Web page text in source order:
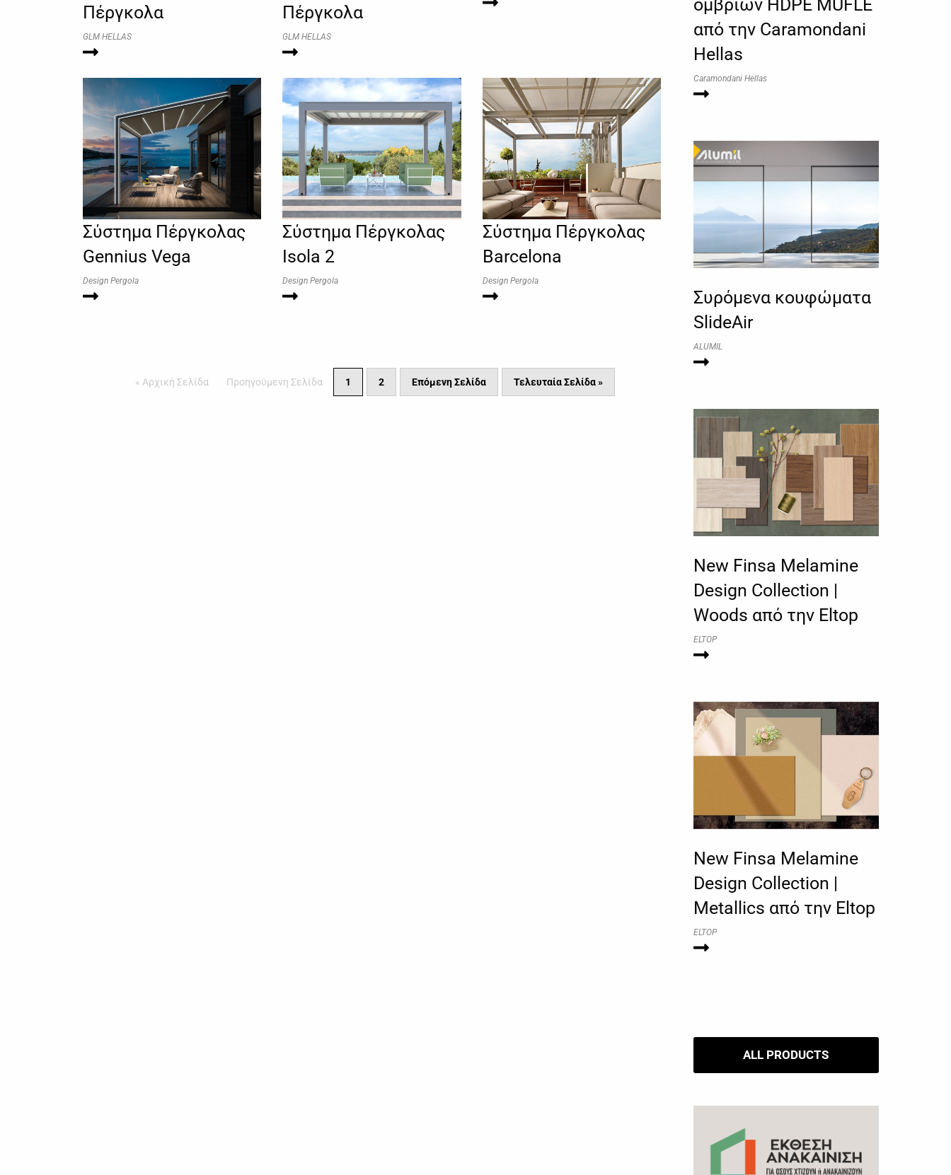
Πέργκολα
GLM HELLAS
Πέργκολα
GLM HELLAS
Σύστημα Πέργκολας
Gennius Vega
Design Pergola
Σύστημα Πέργκολας
Isola 2
Design Pergola
Σύστημα Πέργκολας
Barcelona
Design Pergola
« Αρχική Σελίδα Προηγούμενη Σελίδα 1 2 Επόμενη Σελίδα Τελευταία Σελίδα »
ομβρίων HDPE MUFLE
από την Caramondani
Hellas
Caramondani Hellas
Συρόμενα κουφώματα
SlideAir
ALUMIL
New Finsa Melamine
Design Collection |
Woods από την Eltop
ELTOP
New Finsa Melamine
Design Collection |
Metallics από την Eltop
ELTOP
ALL PRODUCTS